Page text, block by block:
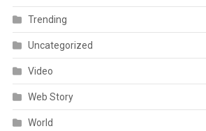
Trending
Uncategorized
Video
Web Story
World